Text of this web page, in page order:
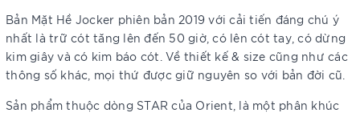
Bản Mặt Hề Jocker phiên bản 2019 với cải tiến đáng chú ý
nhất là trữ cót tăng lên đến 50 giờ, có lên cót tay, có dừng
kim giây và có kim báo cót. Về thiết kế & size cũng như các
thông số khác, mọi thứ được giữ nguyên so với bản đời cũ.
Sản phẩm thuộc dòng STAR của Orient, là một phân khúc